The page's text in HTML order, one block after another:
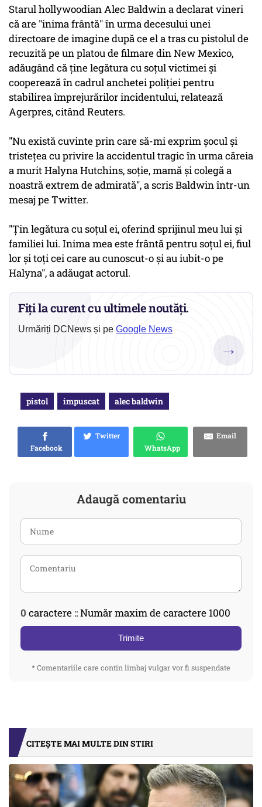
Starul hollywoodian Alec Baldwin a declarat vineri
că are "inima frântă" în urma decesului unei
directoare de imagine după ce el a tras cu pistolul de
recuzită pe un platou de filmare din New Mexico,
adăugând că ţine legătura cu soţul victimei şi
cooperează în cadrul anchetei poliţiei pentru
stabilirea împrejurărilor incidentului, relatează
Agerpres, citând Reuters.
"Nu există cuvinte prin care să-mi exprim şocul şi
tristeţea cu privire la accidentul tragic în urma căreia
a murit Halyna Hutchins, soţie, mamă şi colegă a
noastră extrem de admirată", a scris Baldwin într-un
mesaj pe Twitter.
"Ţin legătura cu soţul ei, oferind sprijinul meu lui şi
familiei lui. Inima mea este frântă pentru soţul ei, fiul
lor şi toţi cei care au cunoscut-o şi au iubit-o pe
Halyna", a adăugat actorul.
Fiți la curent cu ultimele noutăți.
Urmăriți DCNews și pe Google News
→
pistol impuscat alec baldwin
Facebook
Twitter
WhatsApp
Email
Adaugă comentariu
0 caractere :: Număr maxim de caractere 1000
Trimite
* Comentariile care contin limbaj vulgar vor fi suspendate
CITEȘTE MAI MULTE DIN STIRI